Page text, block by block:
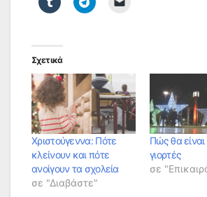
Σχετικά
Χριστούγεννα: Πότε
κλείνουν και πότε
ανοίγουν τα σχολεία
σε "Διαβάστε"
Πώς θα είναι
γιορτές
σε